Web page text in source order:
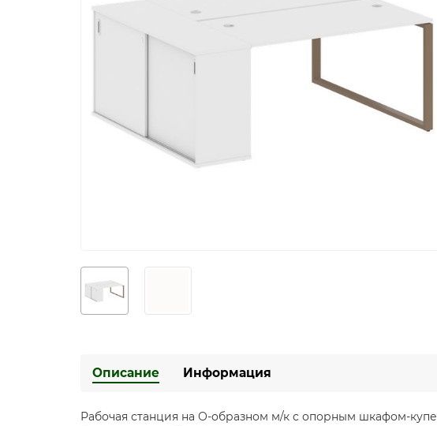
Описание Информация
Рабочая станция на О-образном м/к с опорным шкафом-купе